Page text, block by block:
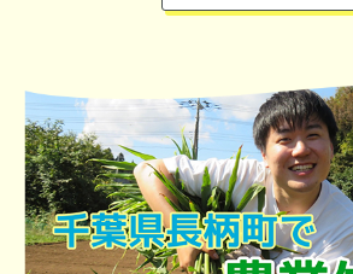
静岡県いちご協議会HP​
熊谷アナウンサーはアキタコアベースを
正 あなたとハッピー」内でもその模様を
方にもご出演頂き、ハードルが高く感じる
ベース気軽に立ち寄れる施設であることを
たスタジオには炊き立ての「サキホコレ」
なるほど垣花正も大絶賛！リスナー10名に
施しました。主催：「本物の出会い栃木」